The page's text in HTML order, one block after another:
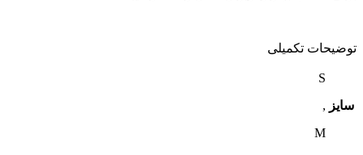
توضیحات تکمیلی
سایز
S
,
M